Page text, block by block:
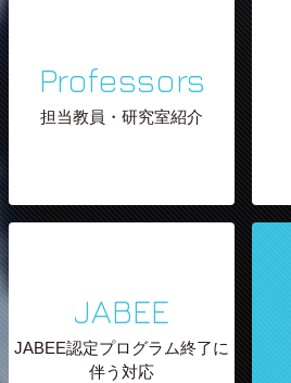
Professors
担当教員・研究室紹介
JABEE
JABEE認定プログラム終了に
伴う対応